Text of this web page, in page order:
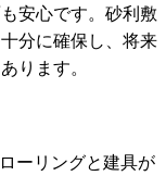
安心です。砂利敷
分に確保し、将来
ります。
ーリングと建具が